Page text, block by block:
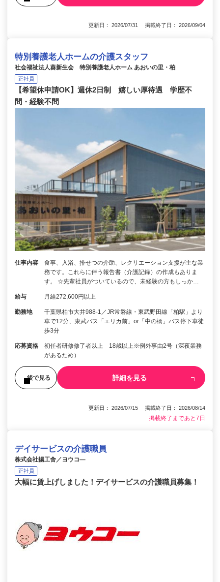
更新日： 2026/07/31 掲載終了日： 2026/09/04
特別養護老人ホームの介護スタッフ
社会福祉法人葵新生会 特別養護老人ホーム あおいの里・柏
正社員
【希望休申請OK】週休2日制 嬉しい厚待遇 学歴不
問・経験不問
仕事内容
食事、入浴、排せつの介助、レクリエーション支援が主な業
務です。これらに伴う報告書（介護記録）の作成もありま
す。 ☆先輩社員がついているので、未経験の方もしっか…
給与 月給272,600円以上
勤務地
千葉県柏市大井988-1／JR常磐線・東武野田線「柏駅」より
車で12分、東武バス「エリカ前」or「中の橋」バス停下車徒
歩3分
応募資格
初任者研修修了者以上 18歳以上※例外事由2号（深夜業務
があるため）
後で見る 詳細を見る
更新日： 2026/07/15 掲載終了日： 2026/08/14
掲載終了まであと7日
デイサービスの介護職員
株式会社揚工舎／ヨウコ―
正社員
大幅に賃上げしました！デイサービスの介護職員募集！